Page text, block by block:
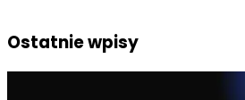
Ostatnie wpisy